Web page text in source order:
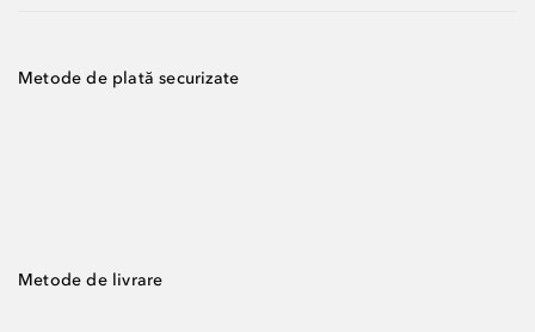
Metode de plată securizate
Metode de livrare